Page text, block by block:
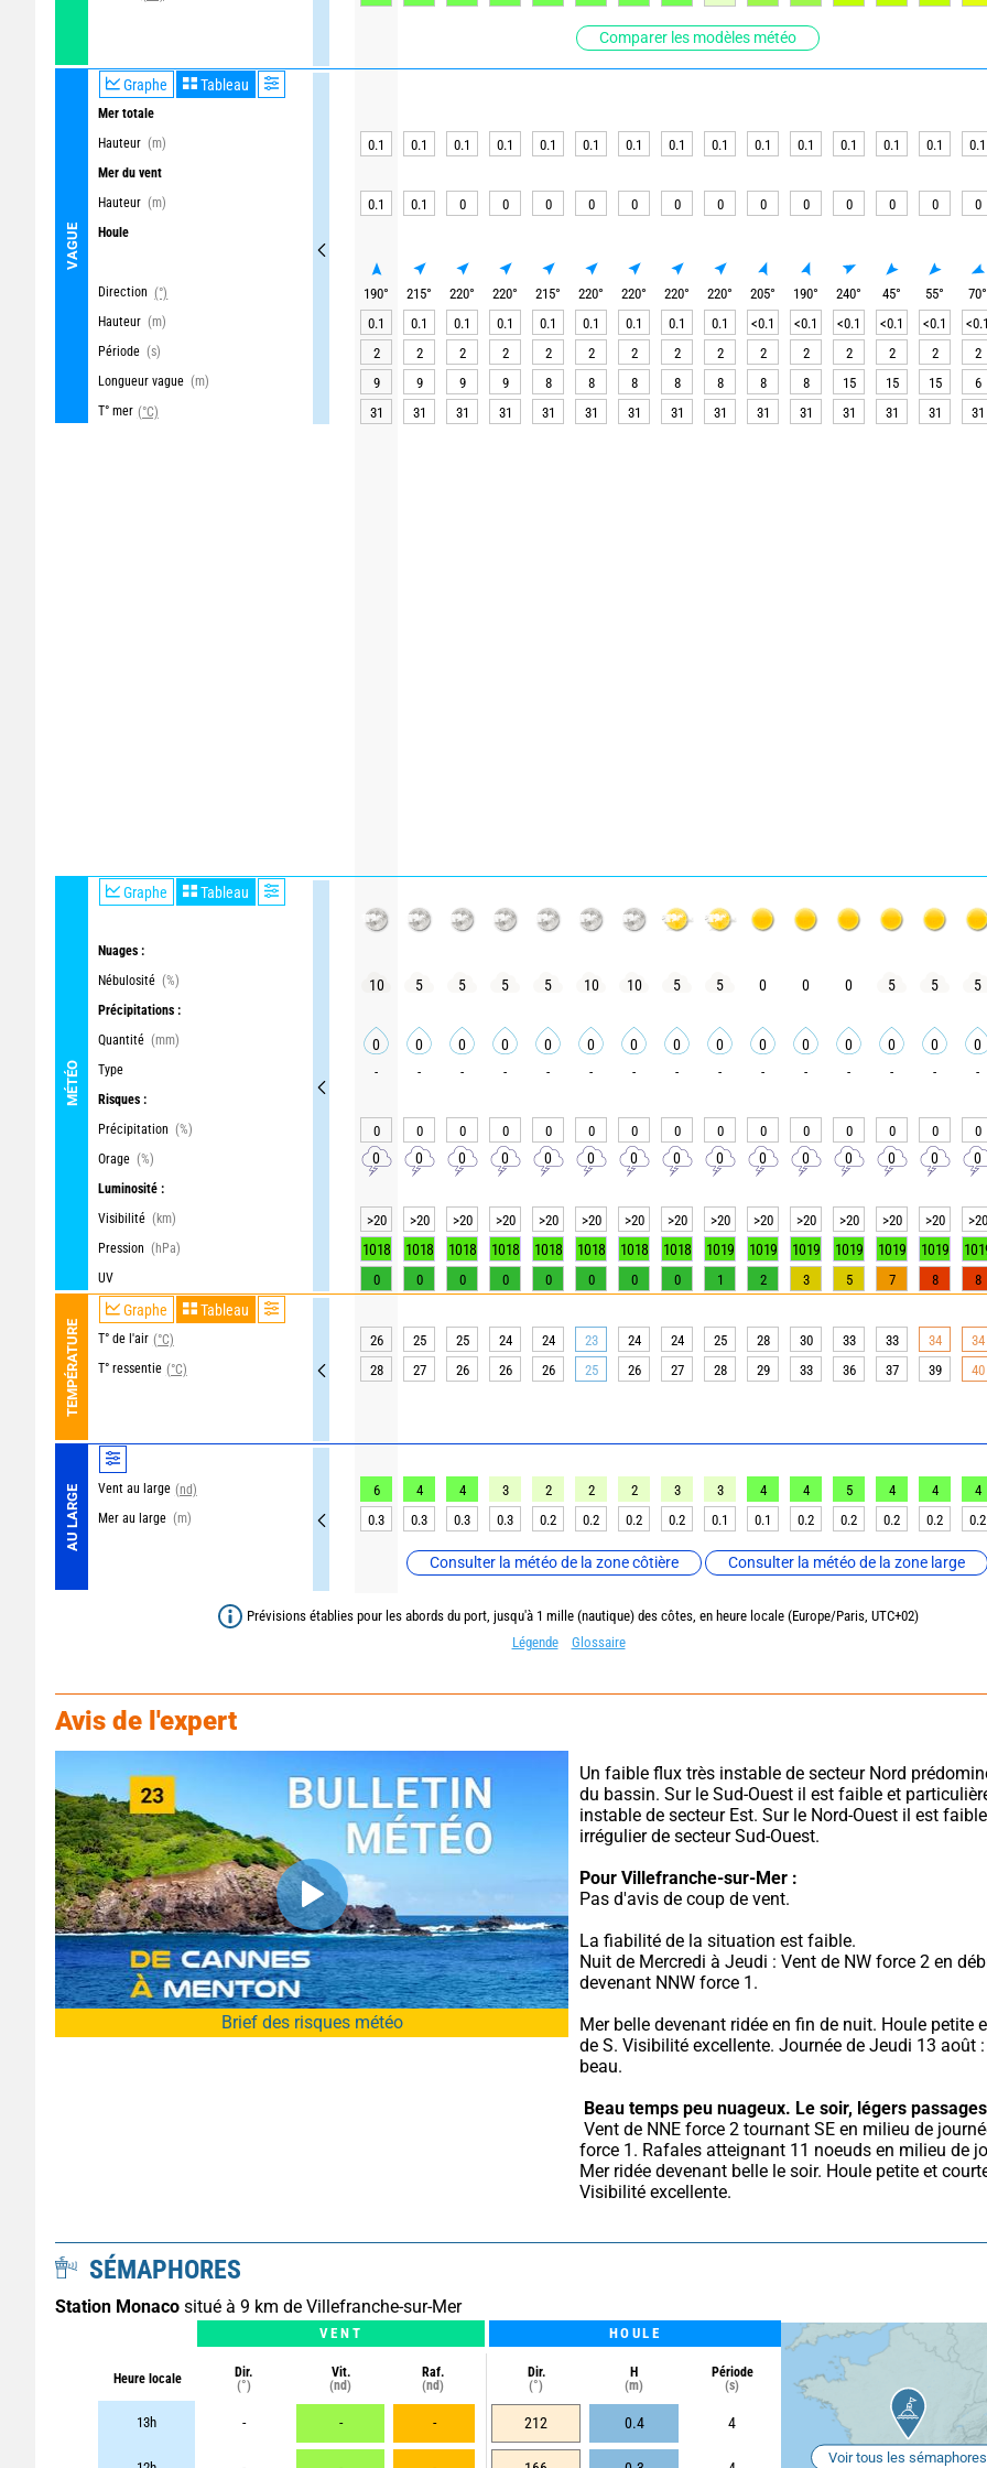
Comparer les modèles météo
VAGUE
Graphe Tableau
Mer totale
Hauteur (m)
Mer du vent
Hauteur (m)
Houle
Direction (°)
Hauteur (m)
Période (s)
Longueur vague (m)
T° mer (°C)
MÉTÉO
Graphe Tableau
Nuages :
Nébulosité (%)
Précipitations :
Quantité (mm)
Type
Risques :
Précipitation (%)
Orage (%)
Luminosité :
Visibilité (km)
Pression (hPa)
UV
TEMPÉRATURE
Graphe Tableau
T° de l'air (°C)
T° ressentie (°C)
AU LARGE Vent au large (nd)
Mer au large (m)
Consulter la météo de la zone côtière Consulter la météo de la zone large
0.1 0.1 0.1 0.1 0.1 0.1 0.1 0.1 0.1 0.1 0.1 0.1 0.1 0.1 0.1
0.1 0.1 0 0 0 0 0 0 0 0 0 0 0 0 0
190° 215° 220° 220° 215° 220° 220° 220° 220° 205° 190° 240° 45° 55° 70°
0.1
0.1 0.1 0.1 0.1 0.1 0.1 0.1 0.1 <0.1 <0.1 <0.1 <0.1 <0.1 <0.1
2
2 2 2 2 2 2 2 2 2 2 2 2 2 2
9
9 9 9 8 8 8 8 8 8 8 15 15 15 6
31
31 31 31 31 31 31 31 31 31 31 31 31 31 31
10 5 5 5 5 10 10 5 5 0 0 0 5 5 5
0 0 0 0 0 0 0 0 0 0 0 0 0 0 0
- - - - - - - - - - - - - - -
0 0 0 0 0 0 0 0 0 0 0 0 0 0 0
0 0 0 0 0 0 0 0 0 0 0 0 0 0 0
>20 >20 >20 >20 >20 >20 >20 >20 >20 >20 >20 >20 >20 >20 >20
1018 1018 1018 1018 1018 1018 1018 1018 1019 1019 1019 1019 1019 1019
0 0 0 0 0 0 0 0 1 2 3 5 7 8 8
26 25 25 24 24 23 24 24 25 28 30 33 33 34 34
28
27 26 26 26 25 26 27 28 29 33 36 37 39 40
6 4 4 3 2 2 2 3 3 4 4 5 4 4 4
0.3
0.3 0.3 0.3 0.2 0.2 0.2 0.2 0.1 0.1 0.2 0.2 0.2 0.2 0.2
Prévisions établies pour les abords du port, jusqu'à 1 mille (nautique) des côtes, en heure locale (Europe/Paris, UTC+02)
Légende
Glossaire
Avis de l'expert
Brief des risques météo
Un faible flux très instable de secteur Nord
du bassin. Sur le Sud-Ouest il est faible et
instable de secteur Est. Sur le Nord-Ouest il est
irrégulier de secteur Sud-Ouest.
Pour Villefranche-sur-Mer :
Pas d'avis de coup de vent.
La fiabilité de la situation est faible.
Nuit de Mercredi à Jeudi : Vent de NW force 2 en
devenant NNW force 1.
Mer belle devenant ridée en fin de nuit. Houle petite
de S. Visibilité excellente. Journée de Jeudi 13 août
beau.
Beau temps peu nuageux. Le soir, légers
force 1. Rafales atteignant 11 noeuds en milieu de
Mer ridée devenant belle le soir. Houle petite et
Visibilité excellente.
SÉMAPHORES
Station Monaco situé à 9 km de Villefranche-sur-Mer
VENT HOULE
Heure locale
Dir.
(°)
Vit.
(nd)
Raf.
(nd)
Dir.
(°)
H
(m)
Période
(s)
13h - - - 212 0.4 4
Voir tous les sémaphores